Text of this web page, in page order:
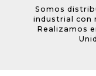
Somos
industrial con
Realizamos